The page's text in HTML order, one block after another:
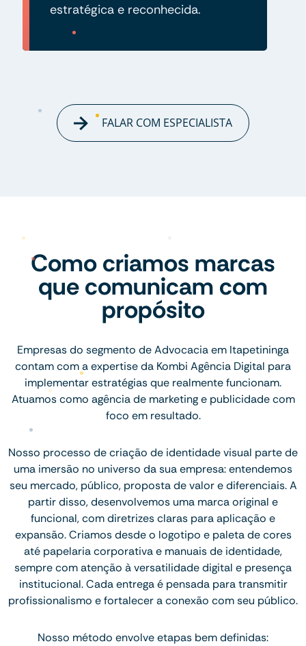
estratégica e reconhecida.
FALAR COM ESPECIALISTA
Como criamos marcas
que comunicam com
propósito
Empresas do segmento de Advocacia em Itapetininga
contam com a expertise da Kombi Agência Digital para
implementar estratégias que realmente funcionam.
Atuamos como agência de marketing e publicidade com
foco em resultado.
Nosso processo de criação de identidade visual parte de
uma imersão no universo da sua empresa: entendemos
seu mercado, público, proposta de valor e diferenciais. A
partir disso, desenvolvemos uma marca original e
funcional, com diretrizes claras para aplicação e
expansão. Criamos desde o logotipo e paleta de cores
até papelaria corporativa e manuais de identidade,
sempre com atenção à versatilidade digital e presença
institucional. Cada entrega é pensada para transmitir
profissionalismo e fortalecer a conexão com seu público.
Nosso método envolve etapas bem definidas: